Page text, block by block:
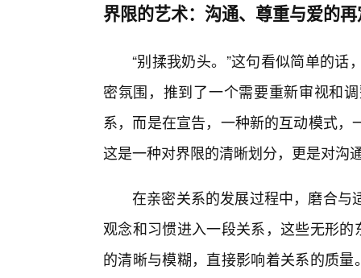
界限的艺术：沟通、尊重与爱的
“别揉我奶头。”这句看似简单的
密氛围，推到了一个需要重新审视和
系，而是在宣告，一种新的互动模式
这是一种对界限的清晰划分，更是对沟
在亲密关系的发展过程中，磨合与
观念和习惯进入一段关系，这些无形
的清晰与模糊，直接影响着关系的质